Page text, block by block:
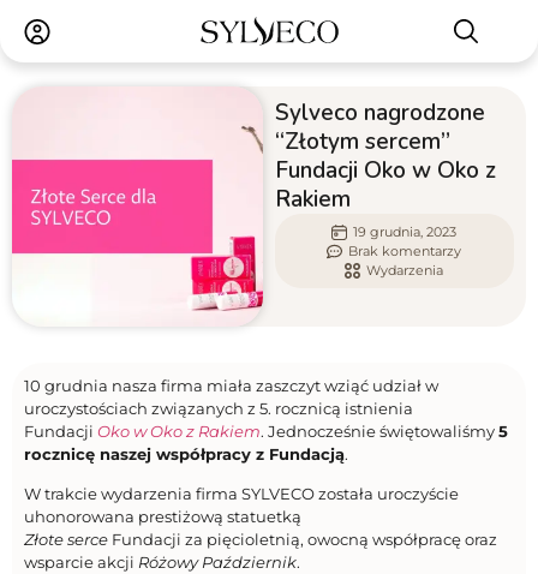
Sylveco nagrodzone
“Złotym sercem”
Fundacji Oko w Oko z
Rakiem
19 grudnia, 2023
Brak komentarzy
Wydarzenia
10 grudnia nasza firma miała zaszczyt wziąć udział w
uroczystościach związanych z 5. rocznicą istnienia
Fundacji Oko w Oko z Rakiem. Jednocześnie świętowaliśmy5
rocznicę naszej współpracy z Fundacją.
W trakcie wydarzenia firma SYLVECO została uroczyście
uhonorowana prestiżową statuetką
Złote serce Fundacji za pięcioletnią, owocną współpracę oraz
wsparcie akcji Różowy Październik.